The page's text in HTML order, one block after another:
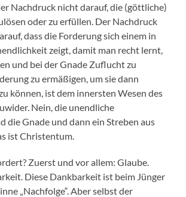
Nachdruck nicht darauf, die (göttliche)
oder zu erfüllen. Der Nachdruck
dass die Forderung sich einem in
zeigt, damit man recht lernt,
und bei der Gnade Zuflucht zu
zu ermäßigen, um sie dann
können, ist dem innersten Wesen des
Nein, die unendliche
die Gnade und dann ein Streben aus
ist Christentum.
Zuerst und vor allem: Glaube.
Diese Dankbarkeit ist beim Jünger
„Nachfolge“. Aber selbst der